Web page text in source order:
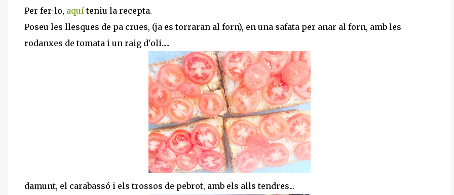
Per fer-lo, aquíteniu la recepta.
Poseu les llesques de pa crues, (ja es torraran al forn), en una safata per anar al forn, amb les
rodanxes de tomata i un raig d'oli.....
damunt, el carabassó i els trossos de pebrot, amb els alls tendres...